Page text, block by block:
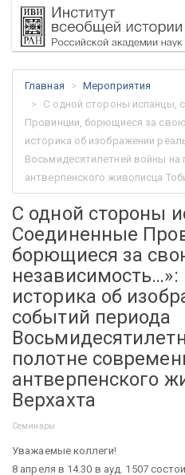
Главная
Мероприятия
С одной стороны испанцы,
Провинции, борющиеся за
историка об изображении
Восьмидесятилетней войны на
антверпенского живописца
С одной стороны
Соединенные
борющиеся за
независимость…»:
историка об
событий периода
полотне
антверпенского
Верхахта
Семинары
Уважаемые коллеги!
8 апреля в 14.30 в ауд. 1507